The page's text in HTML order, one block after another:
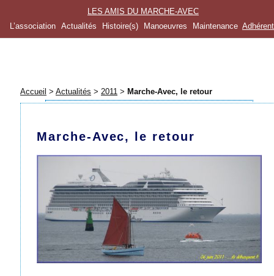
LES AMIS DU MARCHE-AVEC
L’association
Actualités Histoire(s) Manoeuvres Maintenance
Accueil > Actualités > 2011 > Marche-Avec, le retour
Marche-Avec, le retour